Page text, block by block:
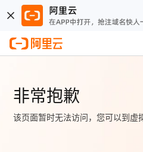
非常抱歉
该页面暂时无法访问，您可以到虚